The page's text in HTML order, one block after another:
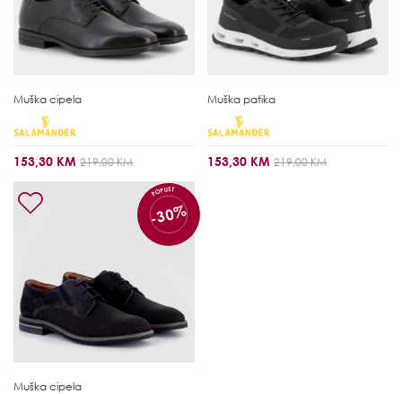
Muška cipela
153,30 KM 219,00 KM
Muška patika
153,30 KM 219,00 KM
POPUST
-30%
Muška cipela